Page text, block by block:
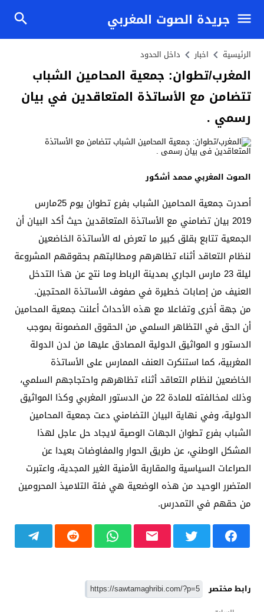
جريدة الصوت المغربي
الرئيسية اخبار داخل الحدود
المغرب/تطوان: جمعية المحامين الشباب
تتضامن مع الأساتذة المتعاقدين في بيان
رسمي .
الصوت المغربي محمد أشكور
أصدرت جمعية المحامين الشباب بفرع تطوان يوم 25مارس
2019 بيان تضامني مع الأساتذة المتعاقدين حيث أكد البيان أن
الجمعية تتابع بقلق كبير ما تعرض له الأساتذة الخاضعين
لنظام التعاقد أثناء تظاهرهم ومطالبتهم بحقوقهم المشروعة
ليلة 23 مارس الجاري بمدينة الرباط وما نتج عن هذا التدخل
العنيف من إصابات خطيرة في صفوف الأساتذة المحتجين.
من جهة أخرى وتفاعلا مع هذه الأحداث أعلنت جمعية المحامين
أن الحق في التظاهر السلمي من الحقوق المضمونة بموجب
الدستور و المواثيق الدولية المصادق عليها من لدن الدولة
المغربية، كما استنكرت العنف الممارس على الأساتذة
الخاضعين لنظام التعاقد أثناء تظاهرهم واحتجاجهم السلمي،
وذلك لمخالفته للمادة 22 من الدستور المغربي وكذا المواثيق
الدولية، وفي نهاية البيان التضامني دعت جمعية المحامين
الشباب بفرع تطوان الجهات الوصية لايجاد حل عاجل لهذا
المشكل الوطني، عن طريق الحوار والمفاوضات بعيدا عن
الصراعات السياسية والمقاربة الأمنية الغير المجدية، واعتبرت
المتضرر الوحيد من هذه الوضعية هي فئة التلاميذ المحرومين
من حقهم في التمدرس.
رابط مختصر